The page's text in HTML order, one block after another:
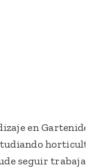
Gartenidee
horticultura.
trabajando